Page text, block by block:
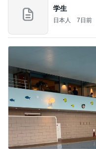
学生
日本人 7日前